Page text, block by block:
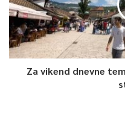
Za vikend dnevne